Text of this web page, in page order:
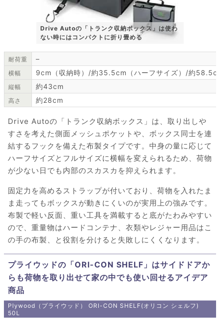
Drive Autoの「トランク収納ボックス」は使わ
ない時にはコンパクトに折り畳める
耐荷重 –
横幅 9cm（収納時）/約35.5cm（ハーフサイズ）/約
縦幅 約43cm
高さ 約28cm
Drive Autoの「トランク収納ボックス」は、取り出しや
すさを考えた側面メッシュポケットや、ボックス同士を連
結するフックを備えた布製タイプです。中身の量に応じて
ハーフサイズとフルサイズに横幅を変えられるため、荷物
が少ない日でも内部のスカスカを抑えられます。
固定力を高めるストラップが付いており、荷物を入れたま
ま走ってもボックスが動きにくいのが実用上の強みです。
布製で軽い反面、重い工具を満載すると底がたわみやすい
ので、重量物はハードコンテナ、衣類やレジャー用品はこ
の手の布製、と役割を分けると失敗しにくくなります。
プライウッドの「ORI-CON SHELF」はサイドドアか
らも荷物を取り出せて家の中でも使い回せるアイデア
商品
Plywood（プライウッド） ORI-CON SHELF(オリコン シェルフ)
50L